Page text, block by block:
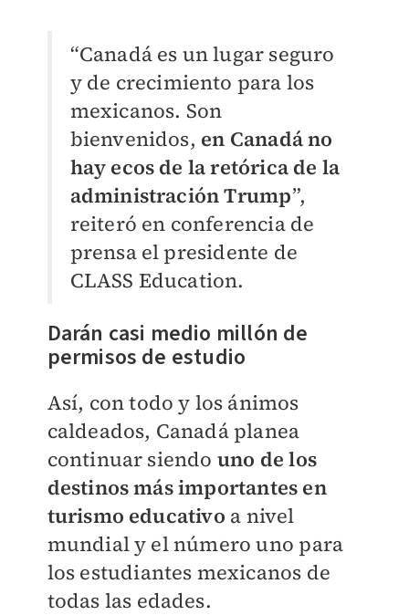
“Canadá es un lugar seguro
y de crecimiento para los
mexicanos. Son
bienvenidos, en Canadá no
hay ecos de la retórica de la
administración Trump”,
reiteró en conferencia de
prensa el presidente de
CLASS Education.
Darán casi medio millón de
permisos de estudio
Así, con todo y los ánimos
caldeados, Canadá planea
continuar siendo uno de los
destinos más importantes en
turismo educativo a nivel
mundial y el número uno para
los estudiantes mexicanos de
todas las edades.